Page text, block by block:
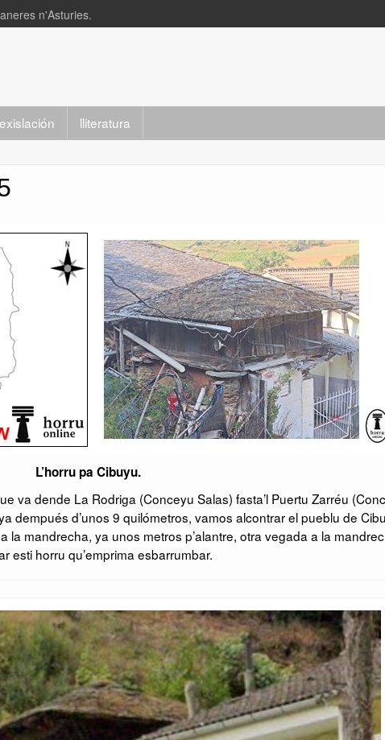
n'Asturies.
lliteratura
L’horru pa Cibuyu.
va dende La Rodriga (Conceyu Salas) fasta’l Puertu Zarréu
dempués d’unos 9 quilómetros, vamos alcontrar el pueblu de
la mandrecha, ya unos metros p’alantre, otra vegada a la
esti horru qu’emprima esbarrumbar.